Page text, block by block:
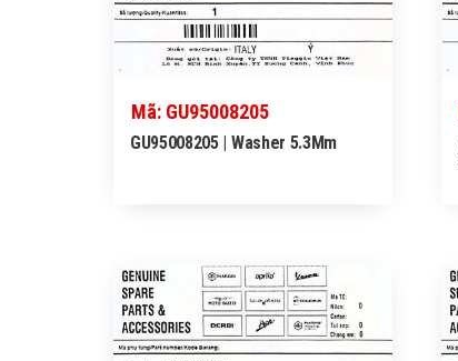
Mã: GU95008205
GU95008205 | Washer 5.3Mm